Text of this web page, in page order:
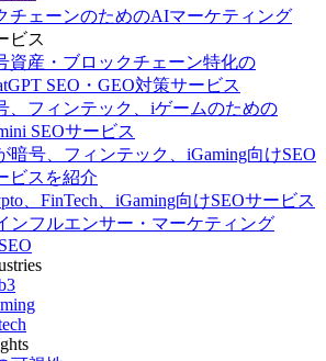
チェーンのためのAIマーケティング
ビス
資産・ブロックチェーン特化の
SEO・GEO対策サービス
、フィンテック、iゲームのための
SEOサービス
暗号、フィンテック、iGaming向けSEO
ビスを紹介
、FinTech、iGaming向けSEOサービス
ンフルエンサー・マーケティング